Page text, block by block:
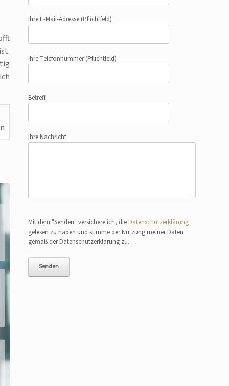
Ihre E-Mail-Adresse (Pflichtfeld)
Ihre Telefonnummer(Pflichtfeld)
Betreff
Ihre Nachricht
Mit dem "Senden" versichere ich, die Datenschutzerklärung
gelesen zu haben und stimme der Nutzung meiner Daten
gemäß der Datenschutzerklärung zu.